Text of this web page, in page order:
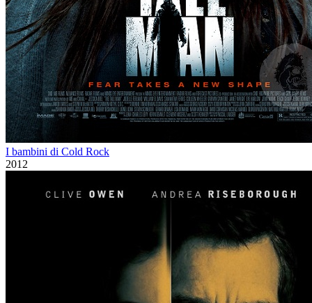
I bambini di Cold Rock
2012